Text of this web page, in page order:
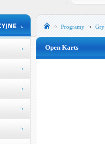
Programy Gry
Open Karts